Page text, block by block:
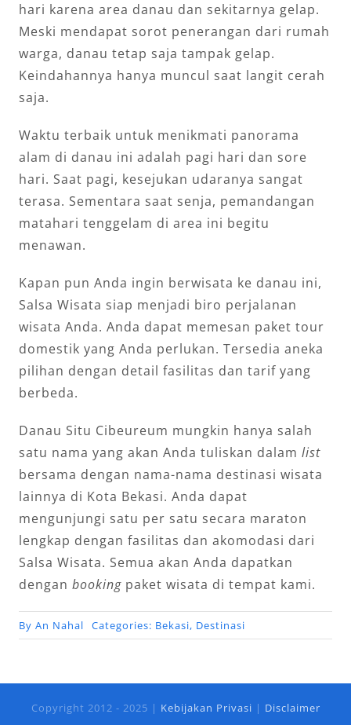
hari karena area danau dan sekitarnya gelap.
Meski mendapat sorot penerangan dari rumah
warga, danau tetap saja tampak gelap.
Keindahannya hanya muncul saat langit cerah
saja.
Waktu terbaik untuk menikmati panorama
alam di danau ini adalah pagi hari dan sore
hari. Saat pagi, kesejukan udaranya sangat
terasa. Sementara saat senja, pemandangan
matahari tenggelam di area ini begitu
menawan.
Kapan pun Anda ingin berwisata ke danau ini,
Salsa Wisata siap menjadi biro perjalanan
wisata Anda. Anda dapat memesan paket tour
domestik yang Anda perlukan. Tersedia aneka
pilihan dengan detail fasilitas dan tarif yang
berbeda.
Danau Situ Cibeureum mungkin hanya salah
satu nama yang akan Anda tuliskan dalam list
bersama dengan nama-nama destinasi wisata
lainnya di Kota Bekasi. Anda dapat
mengunjungi satu per satu secara maraton
lengkap dengan fasilitas dan akomodasi dari
Salsa Wisata. Semua akan Anda dapatkan
dengan booking paket wisata di tempat kami.
By An Nahal Categories: Bekasi, Destinasi
Copyright 2012 - 2025 | Kebijakan Privasi | Disclaimer